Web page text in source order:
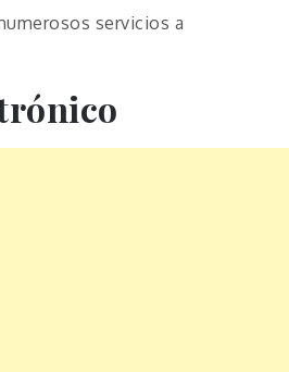
servicios a